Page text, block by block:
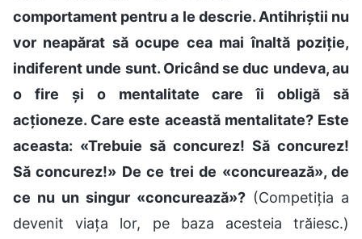
comportament pentru a le descrie. Antihriștii nu
vor neapărat să ocupe cea mai înaltă poziție,
indiferent unde sunt. Oricând se duc undeva, au
o fire și o mentalitate care îi obligă să
acționeze. Care este această mentalitate? Este
aceasta: «Trebuie să concurez! Să concurez!
Să concurez!» De ce trei de «concurează», de
ce nu un singur «concurează»? (Competiția a
devenit viața lor, pe baza acesteia trăiesc.)